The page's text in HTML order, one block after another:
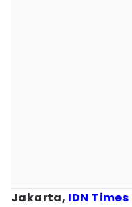
Jakarta, IDN Times